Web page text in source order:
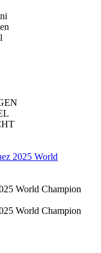
2025 World
World Champion
World Champion